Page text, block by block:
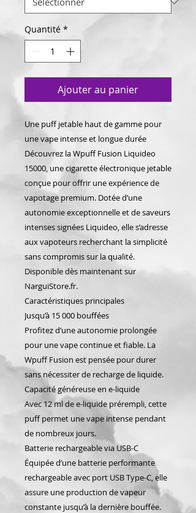
Quantité *
Ajouter au panier
Une puff jetable haut de gamme pour
une vape intense et longue durée
Découvrez la Wpuff Fusion Liquideo
15000, une cigarette électronique jetable
conçue pour offrir une expérience de
vapotage premium. Dotée d’une
autonomie exceptionnelle et de saveurs
intenses signées Liquideo, elle s’adresse
aux vapoteurs recherchant la simplicité
sans compromis sur la qualité.
Disponible dès maintenant sur
NarguiStore.fr.
Caractéristiques principales
Jusqu’à 15 000 bouffées
Profitez d’une autonomie prolongée
pour une vape continue et fiable. La
Wpuff Fusion est pensée pour durer
sans nécessiter de recharge de liquide.
Capacité généreuse en e-liquide
Avec 12 ml de e-liquide prérempli, cette
puff permet une vape intense pendant
de nombreux jours.
Batterie rechargeable via USB-C
Équipée d’une batterie performante
rechargeable avec port USB Type-C, elle
assure une production de vapeur
constante jusqu’à la dernière bouffée.